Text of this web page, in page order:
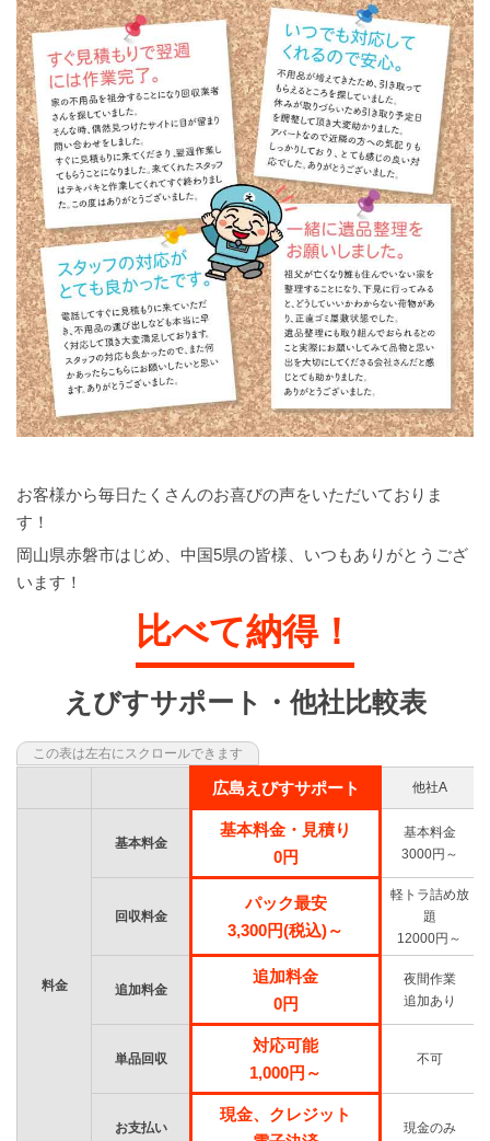
お客様から毎日たくさんのお喜びの声をいただいておりま
す！
岡山県赤磐市はじめ、中国5県の皆様、いつもありがとうござ
います！
比べて納得！
えびすサポート・他社比較表
広島えびすサポート 他社A
料金
基本料金
基本料金・見積り
0円
基本料金
3000円～
回収料金
パック最安
3,300円(税込)～
軽トラ詰め放
題
12000円～
追加料金
追加料金
0円
夜間作業
追加あり
単品回収
対応可能
1,000円～
不可
お支払い
現金、クレジット
現金のみ